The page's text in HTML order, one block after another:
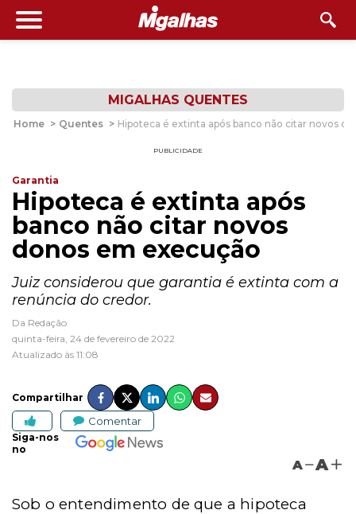
MIGALHAS QUENTES
Home > Quentes > Hipoteca é extinta após banco não citar novos
PUBLICIDADE
Garantia
Hipoteca é extinta após
banco não citar novos
donos em execução
Juiz considerou que garantia é extinta com a
renúncia do credor.
Da Redação
quinta-feira, 24 de fevereiro de 2022
Atualizado às 11:08
Compartilhar
Comentar
Siga-nos
no
A A
Sob o entendimento de que a hipoteca